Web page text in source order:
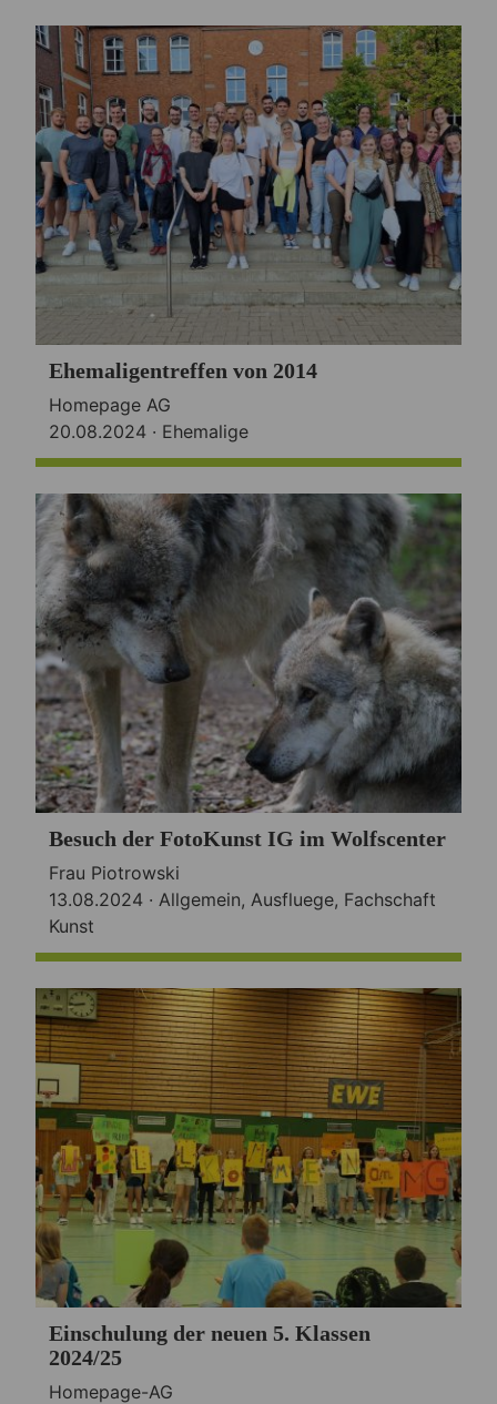
Ehemaligentreffen von 2014
Homepage AG
20.08.2024 · Ehemalige
Besuch der FotoKunst IG im Wolfscenter
Frau Piotrowski
13.08.2024 · Allgemein, Ausfluege, Fachschaft
Kunst
Einschulung der neuen 5. Klassen
2024/25
Homepage-AG